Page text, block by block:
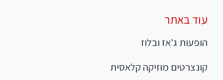
עוד באתר
הופעות ג'אז ובלוז
קונצרטים מוזיקה קלאסית